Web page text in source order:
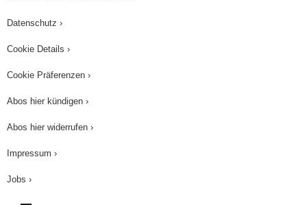
Datenschutz ›
Cookie Details ›
Cookie Präferenzen ›
Abos hier kündigen ›
Abos hier widerrufen ›
Impressum ›
Jobs ›